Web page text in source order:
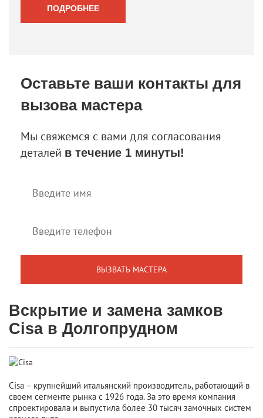
Вскрытие и замена замков
Cisa в Долгопрудном
Cisa – крупнейший итальянский производитель, работающий в
своем сегменте рынка с 1926 года. За это время компания
спроектировала и выпустила более 30 тысяч замочных систем
Оставьте ваши контакты для
вызова мастера
Мы свяжемся с вами для согласования
деталей в течение 1 минуты!
ПОДРОБНЕЕ